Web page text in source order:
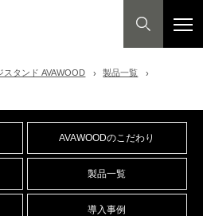
スタンド AVAWOOD
製品一覧
AVAWOODのこだわり
製品一覧
導入事例